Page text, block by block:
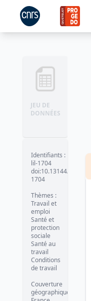
JEU DE
DONNÉES
Identifiants :
lil-1704
doi:10.13144/lil-
1704
Thèmes :
Travail et
emploi
Santé et
protection
sociale
Santé au
travail
Conditions
de travail
Couverture
géographique